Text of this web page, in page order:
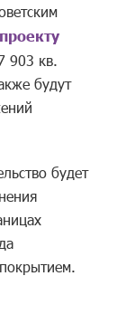
проекту
903 кв.
будут
будет